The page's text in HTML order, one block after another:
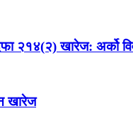
खारेज: अर्को विवाह
खारेज